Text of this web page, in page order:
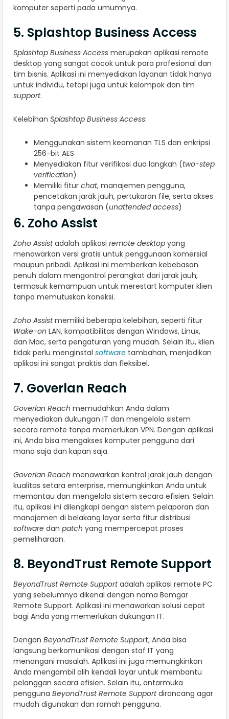
komputer seperti pada umumnya.
5. Splashtop Business Access
Splashtop Business Access merupakan aplikasi remote
desktop yang sangat cocok untuk para profesional dan
tim bisnis. Aplikasi ini menyediakan layanan tidak hanya
untuk individu, tetapi juga untuk kelompok dan tim
support.
Kelebihan Splashtop Business Access:
Menggunakan sistem keamanan TLS dan enkripsi
256-bit AES
Menyediakan fitur verifikasi dua langkah (two-step
verification)
Memiliki fitur chat, manajemen pengguna,
pencetakan jarak jauh, pertukaran file, serta akses
tanpa pengawasan (unattended access)
6. Zoho Assist
Zoho Assistadalah aplikasi remote desktop yang
menawarkan versi gratis untuk penggunaan komersial
maupun pribadi. Aplikasi ini memberikan kebebasan
penuh dalam mengontrol perangkat dari jarak jauh,
termasuk kemampuan untuk merestart komputer klien
tanpa memutuskan koneksi.
Zoho Assistmemiliki beberapa kelebihan, seperti fitur
Wake-on LAN, kompatibilitas dengan Windows, Linux,
dan Mac, serta pengaturan yang mudah. Selain itu, klien
tidak perlu menginstal software tambahan, menjadikan
aplikasi ini sangat praktis dan fleksibel.
7. Goverlan Reach
Goverlan Reach memudahkan Anda dalam
menyediakan dukungan IT dan mengelola sistem
secara remote tanpa memerlukan VPN. Dengan aplikasi
ini, Anda bisa mengakses komputer pengguna dari
mana saja dan kapan saja.
Goverlan Reach menawarkan kontrol jarak jauh dengan
kualitas setara enterprise, memungkinkan Anda untuk
memantau dan mengelola sistem secara efisien. Selain
itu, aplikasi ini dilengkapi dengan sistem pelaporan dan
manajemen di belakang layar serta fitur distribusi
software dan patch yang mempercepat proses
pemeliharaan.
8. BeyondTrust Remote Support
BeyondTrust Remote Supportadalah aplikasi remote PC
yang sebelumnya dikenal dengan nama Bomgar
Remote Support. Aplikasi ini menawarkan solusi cepat
bagi Anda yang memerlukan dukungan IT.
Dengan BeyondTrust Remote Support, Anda bisa
langsung berkomunikasi dengan staf IT yang
menangani masalah. Aplikasi ini juga memungkinkan
Anda mengambil alih kendali layar untuk membantu
pelanggan secara efisien. Selain itu, antarmuka
pengguna BeyondTrust Remote Supportdirancang agar
mudah digunakan dan ramah pengguna.